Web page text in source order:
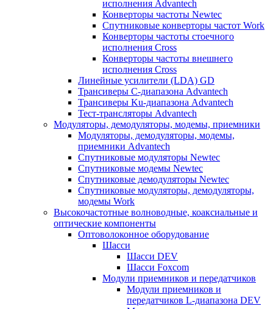
исполнения Advantech
Конверторы частоты Newtec
Спутниковые конверторы частот Work
Конверторы частоты стоечного
исполнения Cross
Конверторы частоты внешнего
исполнения Cross
Линейные усилители (LDA) GD
Трансиверы С-диапазона Advantech
Трансиверы Ku-диапазона Advantech
Тест-трансляторы Advantech
Модуляторы, демодуляторы, модемы, приемники
Модуляторы, демодуляторы, модемы,
приемники Advantech
Спутниковые модуляторы Newtec
Спутниковые модемы Newtec
Спутниковые демодуляторы Newtec
Спутниковые модуляторы, демодуляторы,
модемы Work
Высокочастотные волноводные, коаксиальные и
оптические компоненты
Оптоволоконное оборудование
Шасси
Шасси DEV
Шасси Foxcom
Модули приемников и передатчиков
Модули приемников и
передатчиков L-диапазона DEV